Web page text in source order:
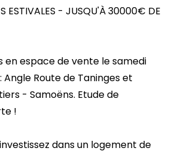
ESTIVALES - JUSQU'À 30000€ DE
en espace de vente le samedi
Angle Route de Taninges et
- Samoëns. Etude de
!
dans un logement de